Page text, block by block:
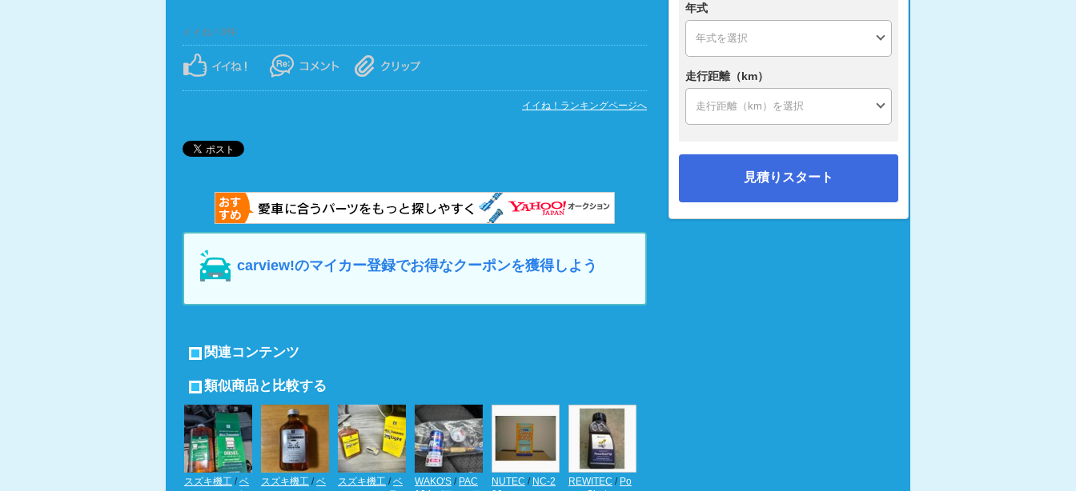
イイね！0件
イイね！ランキングページへ
carview!のマイカー登録でお得なクーポンを獲得しよう
関連コンテンツ
類似商品と比較する
スズキ機工 /ベ
スズキ機工 /ベ
スズキ機工 /ベ
WAKO'S / PAC
NUTEC / NC-2
REWITEC / Po
年式
走行距離（km）
見積りスタート